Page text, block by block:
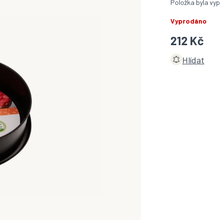
212 Kč
Vyprodáno
Položka byla
Hlídat